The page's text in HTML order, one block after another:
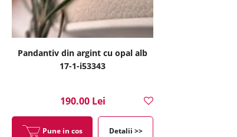
Pandantiv din argint cu opal alb
17-1-i53343
190.00 Lei
Pune in cos Detalii >>